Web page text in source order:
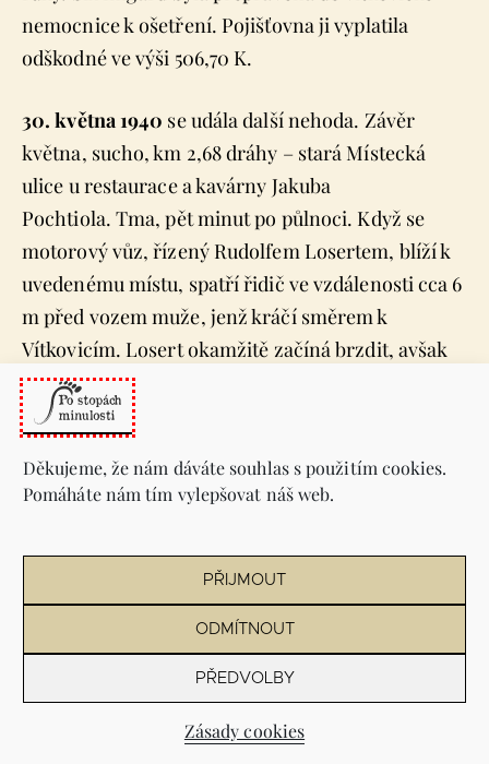
Děkujeme, že nám dáváte souhlas s použitím cookies.
Pomáháte nám tím vylepšovat náš web.
PŘIJMOUT
ODMÍTNOUT
PŘEDVOLBY
Zásady cookies
nemocnice k ošetření. Pojišťovna ji vyplatila
odškodné ve výši 506,70 K.
30. května 1940 se udála další nehoda. Závěr
května, sucho, km 2,68 dráhy – stará Místecká
ulice u restaurace a kavárny Jakuba
Pochtiola. Tma, pět minut po půlnoci. Když se
motorový vůz, řízený Rudolfem Losertem, blíží k
uvedenému místu, spatří řidič ve vzdálenosti cca 6
m před vozem muže, jenž kráčí směrem k
Vítkovicím. Losert okamžitě začíná brzdit, avšak
pocítí mírný náraz. Tramvaj zastaví. Za vozem leží
na zemi muž, je při vědomí. Je to zámečník Franz
nemocnice je přepraven do nemocnice. Na nohou
má četné lehké oděrky, z nosu krvácí. Sám
přiznal se, že byl pod vlivem alkoholu. Před
srážkou vypil čtyři piva a objednal si čtyřikrát
26. června 1940, km 3,935 dráhy, 8 hodin a 8 minut
ráno. Stará Místecká. Řidič tramvajového spoje